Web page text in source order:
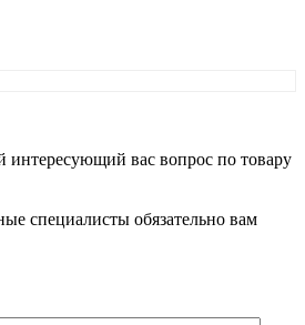
интересующий вас вопрос по товару
специалисты обязательно вам